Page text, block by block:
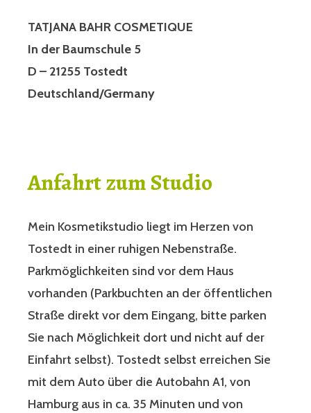
TATJANA BAHR COSMETIQUE
In der Baumschule 5
D – 21255 Tostedt
Deutschland/Germany
Anfahrt zum Studio
Mein Kosmetikstudio liegt im Herzen von
Tostedt in einer ruhigen Nebenstraße.
Parkmöglichkeiten sind vor dem Haus
vorhanden (Parkbuchten an der öffentlichen
Straße direkt vor dem Eingang, bitte parken
Sie nach Möglichkeit dort und nicht auf der
Einfahrt selbst). Tostedt selbst erreichen Sie
mit dem Auto über die Autobahn A1, von
Hamburg aus in ca. 35 Minuten und von